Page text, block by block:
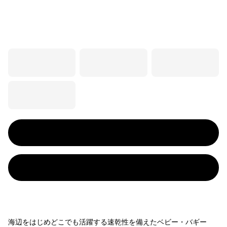
海辺をはじめどこでも活躍する速乾性を備えたベビー・バギー